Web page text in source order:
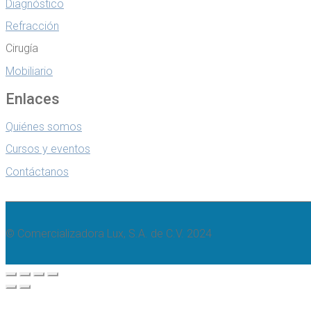
Diagnóstico
Refracción
Cirugía
Mobiliario
Enlaces
Quiénes somos
Cursos y eventos
Contáctanos
© Comercializadora Lux, S.A. de C.V. 2024